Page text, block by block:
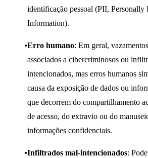
identificação pessoal (PII, Personally
Information).
Erro humano: Em geral,
associados a cibercriminosos ou
intencionados, mas erros humanos
causa da exposição de dados ou
que decorrem do compartilhamento
de acesso, do extravio ou do
informações confidenciais.
Infiltrados mal-intencionados: